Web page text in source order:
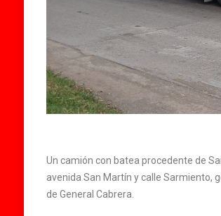
Un camión con batea procedente de
avenida San Martín y calle Sarmiento,
de General Cabrera.